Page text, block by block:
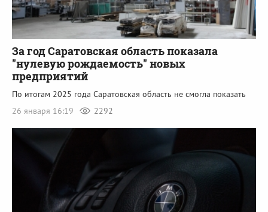
За год Саратовская область показала
"нулевую рождаемость" новых
предприятий
По итогам 2025 года Саратовская область не смогла показать
26 января 16:19
2292